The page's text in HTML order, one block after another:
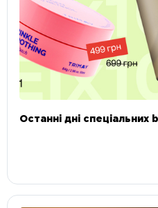
Останні дні